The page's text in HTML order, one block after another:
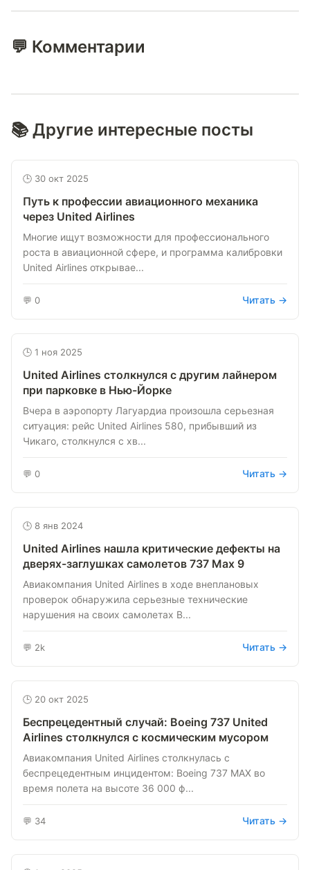
💬 Комментарии
📚 Другие интересные посты
🕒 30 окт 2025
Путь к профессии авиационного механика
через United Airlines
Многие ищут возможности для профессионального
роста в авиационной сфере, и программа калибровки
United Airlines открывае...
💬 0 Читать →
🕒 1 ноя 2025
United Airlines столкнулся с другим лайнером
при парковке в Нью-Йорке
Вчера в аэропорту Лагуардиа произошла серьезная
ситуация: рейс United Airlines 580, прибывший из
Чикаго, столкнулся с хв...
💬 0 Читать →
🕒 8 янв 2024
United Airlines нашла критические дефекты на
дверях-заглушках самолетов 737 Max 9
Авиакомпания United Airlines в ходе внеплановых
проверок обнаружила серьезные технические
нарушения на своих самолетах B...
💬 2k Читать →
🕒 20 окт 2025
Беспрецедентный случай: Boeing 737 United
Airlines столкнулся с космическим мусором
Авиакомпания United Airlines столкнулась с
беспрецедентным инцидентом: Boeing 737 MAX во
время полета на высоте 36 000 ф...
💬 34 Читать →